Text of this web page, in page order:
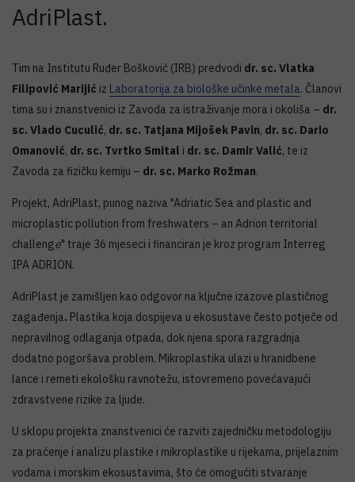
AdriPlast.
Tim na Institutu Ruđer Bošković (IRB) predvodi dr. sc. Vlatka
Filipović Marijić iz Laboratorija za biološke učinke metala. Članovi
tima su i znanstvenici iz Zavoda za istraživanje mora i okoliša – dr.
sc. Vlado Cuculić, dr. sc. Tatjana Mijošek Pavin, dr. sc. Dario
Omanović, dr. sc. Tvrtko Smital i dr. sc. Damir Valić, te iz
Zavoda za fizičku kemiju – dr. sc. Marko Rožman.
Projekt, AdriPlast, punog naziva "Adriatic Sea and plastic and
microplastic pollution from freshwaters – an Adrion territorial
challenge" traje 36 mjeseci i financiran je kroz program Interreg
IPA ADRION.
AdriPlast je zamišljen kao odgovor na ključne izazove plastičnog
zagađenja. Plastika koja dospijeva u ekosustave često potječe od
nepravilnog odlaganja otpada, dok njena spora razgradnja
dodatno pogoršava problem. Mikroplastika ulazi u hranidbene
lance i remeti ekološku ravnotežu, istovremeno povećavajući
zdravstvene rizike za ljude.
U sklopu projekta znanstvenici će razviti zajedničku metodologiju
za praćenje i analizu plastike i mikroplastike u rijekama, prijelaznim
vodama i morskim ekosustavima, što će omogućiti stvaranje